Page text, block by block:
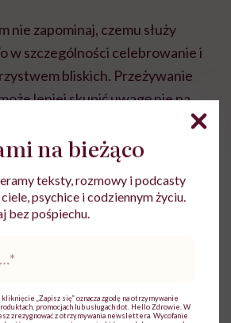
nie zapominaj, czemu służy
w szczególności celebrowanie i
bliskich. Przeżywanie
lepiej skupić uwagę nie na
co tak naprawdę w tych dniach jest
dobrych relacji międzyludzkich
wpływ na zdrowie!
medyczna. Absolwentka
na bieżąco
teksty, rozmowy i podcasty
psychice i codziennym życiu.
bez pośpiechu.
„Zapisz się” oznacza zgodę na otrzymywanie
promocjach lub usługach dot. Hello Zdrowie. W
zrezygnować z otrzymywania newslettera. Wycofanie